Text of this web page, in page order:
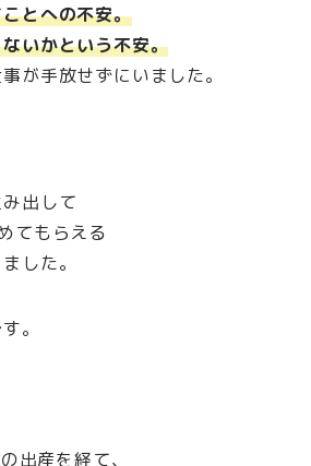
とへの不安。
いかという不安。
が手放せずにいました。
出して
てもらえる
した。
。
出産を経て、